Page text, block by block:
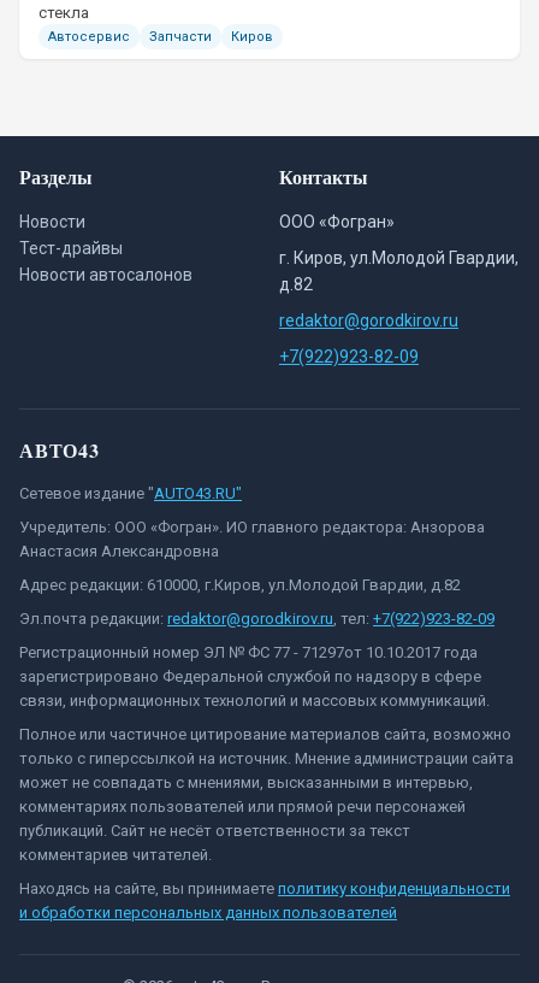
стекла
Автосервис Запчасти Киров
Разделы
Новости
Тест-драйвы
Новости автосалонов
Контакты
ООО «Фогран»
г. Киров, ул.Молодой Гвардии,
д.82
redaktor@gorodkirov.ru
+7(922)923-82-09
АВТО43
Сетевое издание "AUTO43.RU"
Учредитель: ООО «Фогран». ИО главного редактора: Анзорова
Анастасия Александровна
Адрес редакции: 610000, г.Киров, ул.Молодой Гвардии, д.82
Эл.почта редакции: redaktor@gorodkirov.ru, тел: +7(922)923-82-09
Регистрационный номер ЭЛ № ФС 77 - 71297от 10.10.2017 года
зарегистрировано Федеральной службой по надзору в сфере
связи, информационных технологий и массовых коммуникаций.
Полное или частичное цитирование материалов сайта, возможно
только с гиперссылкой на источник. Мнение администрации сайта
может не совпадать с мнениями, высказанными в интервью,
комментариях пользователей или прямой речи персонажей
публикаций. Сайт не несёт ответственности за текст
комментариев читателей.
Находясь на сайте, вы принимаете политику конфиденциальности
и обработки персональных данных пользователей